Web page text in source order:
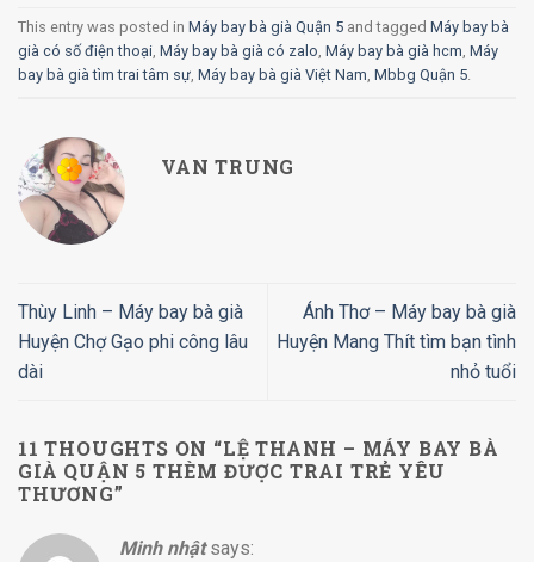
This entry was posted in Máy bay bà già Quận 5 and tagged Máy bay bà
già có số điện thoại, Máy bay bà già có zalo, Máy bay bà già hcm, Máy
bay bà già tìm trai tâm sự, Máy bay bà già Việt Nam, Mbbg Quận 5.
VAN TRUNG
Thùy Linh – Máy bay bà già
Huyện Chợ Gạo phi công lâu
dài
Ánh Thơ – Máy bay bà già
Huyện Mang Thít tìm bạn tình
nhỏ tuổi
11 THOUGHTS ON “LỆ THANH – MÁY BAY BÀ
GIÀ QUẬN 5 THÈM ĐƯỢC TRAI TRẺ YÊU
THƯƠNG”
Minh nhật says: